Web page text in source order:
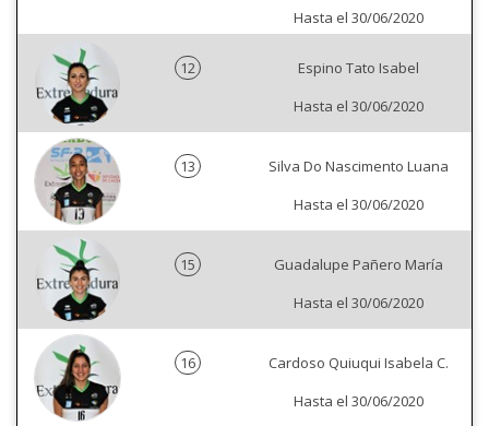
Hasta el 30/06/2020
12
Espino Tato Isabel
Hasta el 30/06/2020
13
Silva Do Nascimento Luana
Hasta el 30/06/2020
15
Guadalupe Pañero María
Hasta el 30/06/2020
16
Cardoso Quiuqui Isabela C.
Hasta el 30/06/2020